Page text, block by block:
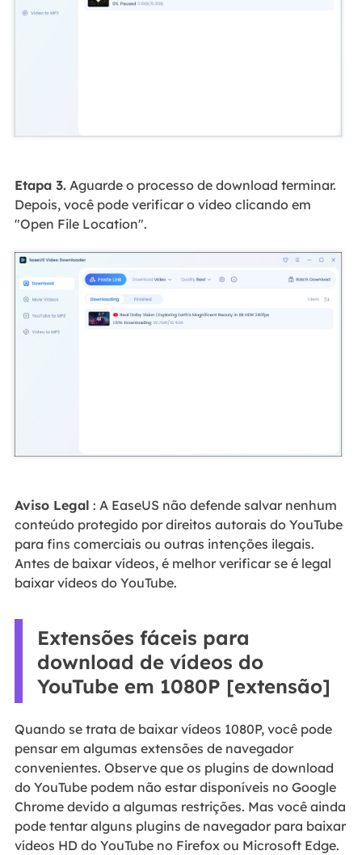
Etapa 3.Aguarde o processo de download terminar.
Depois, você pode verificar o vídeo clicando em
"Open File Location".
Aviso Legal : A EaseUS não defende salvar nenhum
conteúdo protegido por direitos autorais do YouTube
para fins comerciais ou outras intenções ilegais.
Antes de baixar vídeos, é melhor verificar se é legal
baixar vídeos do YouTube.
Extensões fáceis para
download de vídeos do
YouTube em 1080P [extensão]
Quando se trata de baixar vídeos 1080P, você pode
pensar em algumas extensões de navegador
convenientes. Observe que os plugins de download
do YouTube podem não estar disponíveis no Google
Chrome devido a algumas restrições. Mas você ainda
pode tentar alguns plugins de navegador para baixar
vídeos HD do YouTube no Firefox ou Microsoft Edge.